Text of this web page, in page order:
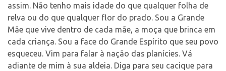
assim. Não tenho mais idade do que qualquer folha de
relva ou do que qualquer flor do prado. Sou a Grande
Mãe que vive dentro de cada mãe, a moça que brinca em
cada criança. Sou a face do Grande Espírito que seu povo
esqueceu. Vim para falar à nação das planícies. Vá
adiante de mim à sua aldeia. Diga para seu cacique para